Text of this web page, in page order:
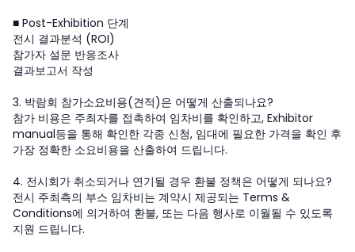
■ Post-Exhibition 단계
전시 결과분석 (ROI)
참가자 설문 반응조사
결과보고서 작성
3. 박람회 참가소요비용(견적)은 어떻게 산출되나요?
참가 비용은 주최자를 접촉하여 임차비를 확인하고, Exhibitor
manual등을 통해 확인한 각종 신청, 임대에 필요한 가격을 확인 후
가장 정확한 소요비용을 산출하여 드립니다.
4. 전시회가 취소되거나 연기될 경우 환불 정책은 어떻게 되나요?
전시 주최측의 부스 임차비는 계약시 제공되는 Terms &
Conditions에 의거하여 환불, 또는 다음 행사로 이월될 수 있도록
지원 드립니다.